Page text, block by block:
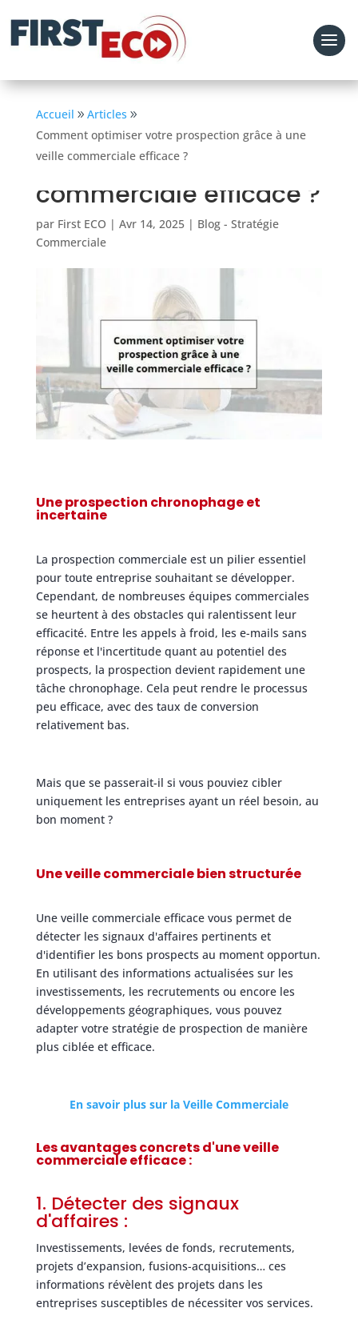
Accueil
Articles
Comment optimiser votre prospection grâce à une
veille commerciale efficace ?
Comment optimiser
votre prospection
grâce à une veille
commerciale efficace ?
par First ECO | Avr 14, 2025| Blog - Stratégie
Commerciale
Une prospection chronophage et
incertaine
La prospection commerciale est un pilier essentiel
pour toute entreprise souhaitant se développer.
Cependant, de nombreuses équipes commerciales
se heurtent à des obstacles qui ralentissent leur
efficacité. Entre les appels à froid, les e-mails sans
réponse et l'incertitude quant au potentiel des
prospects, la prospection devient rapidement une
tâche chronophage. Cela peut rendre le processus
peu efficace, avec des taux de conversion
relativement bas.
Mais que se passerait-il si vous pouviez cibler
uniquement les entreprises ayant un réel besoin, au
bon moment ?
Une veille commerciale bien structurée
Une veille commerciale efficace vous permet de
détecter les signaux d'affaires pertinents et
d'identifier les bons prospects au moment opportun.
En utilisant des informations actualisées sur les
investissements, les recrutements ou encore les
développements géographiques, vous pouvez
adapter votre stratégie de prospection de manière
plus ciblée et efficace.
En savoir plus sur la Veille Commerciale
Les avantages concrets d'une veille
commerciale efficace :
1. Détecter des signaux
d'affaires :
Investissements, levées de fonds, recrutements,
projets d’expansion, fusions-acquisitions… ces
informations révèlent des projets dans les
entreprises susceptibles de nécessiter vos services.